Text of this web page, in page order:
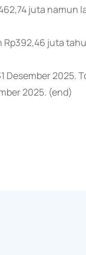
juta namun
Rp392,46 juta
Desember 2025.
2025. (end)